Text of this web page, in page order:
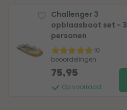
Challenger 3
opblaasboot set - 3
personen
10
beoordelingen
Op voorraad
75,95